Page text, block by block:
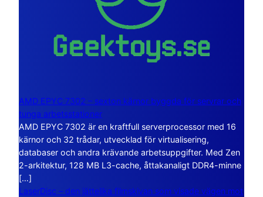
AMD EPYC 7302 – sexton kärnor byggda för servrar och
tunga arbetsstationer
AMD EPYC 7302 är en kraftfull serverprocessor med 16
kärnor och 32 trådar, utvecklad för virtualisering,
databaser och andra krävande arbetsuppgifter. Med Zen
2-arkitektur, 128 MB L3-cache, åttakanaligt DDR4-minne
[…]
LaserDisc – den jättelika filmskivan som visade vägen mot